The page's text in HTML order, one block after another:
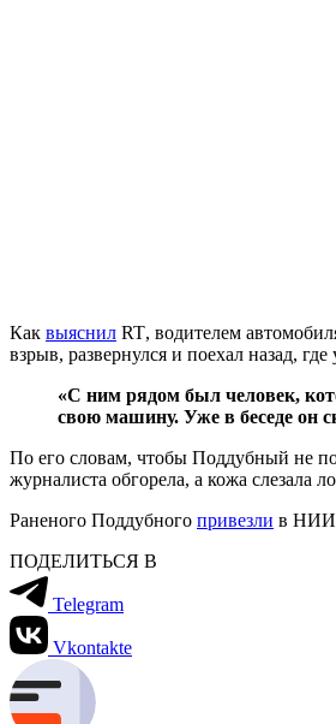
Как выяснил RT, водителем
взрыв, развернулся и поехал назад,
«С ним рядом был человек,
свою машину. Уже в беседе он
По его словам, чтобы Поддубный не
журналиста обгорела, а кожа слезала
Раненого Поддубного привезли в НИИ
ПОДЕЛИТЬСЯ В
Telegram
Vkontakte